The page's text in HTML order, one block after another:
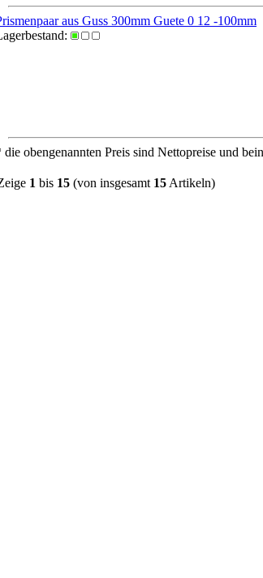
aus Guss 300mm Guete 0 12 -100mm
die obengenannten Preis sind Nettopreise und
1 bis 15 (von insgesamt 15 Artikeln)